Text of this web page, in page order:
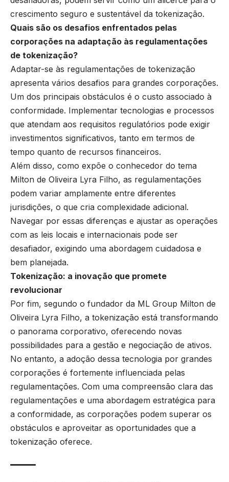
crescimento seguro e sustentável da tokenização.
Quais são os desafios enfrentados pelas
corporações na adaptação às regulamentações
de tokenização?
Adaptar-se às regulamentações de tokenização
apresenta vários desafios para grandes corporações.
Um dos principais obstáculos é o custo associado à
conformidade. Implementar tecnologias e processos
que atendam aos requisitos regulatórios pode exigir
investimentos significativos, tanto em termos de
tempo quanto de recursos financeiros.
Além disso, como expõe o conhecedor do tema
Milton de Oliveira Lyra Filho, as regulamentações
podem variar amplamente entre diferentes
jurisdições, o que cria complexidade adicional.
Navegar por essas diferenças e ajustar as operações
com as leis locais e internacionais pode ser
desafiador, exigindo uma abordagem cuidadosa e
bem planejada.
Tokenização: a inovação que promete
revolucionar
Por fim, segundo o fundador da ML Group Milton de
Oliveira Lyra Filho, a tokenização está transformando
o panorama corporativo, oferecendo novas
possibilidades para a gestão e negociação de ativos.
No entanto, a adoção dessa tecnologia por grandes
corporações é fortemente influenciada pelas
regulamentações. Com uma compreensão clara das
regulamentações e uma abordagem estratégica para
a conformidade, as corporações podem superar os
obstáculos e aproveitar as oportunidades que a
tokenização oferece.